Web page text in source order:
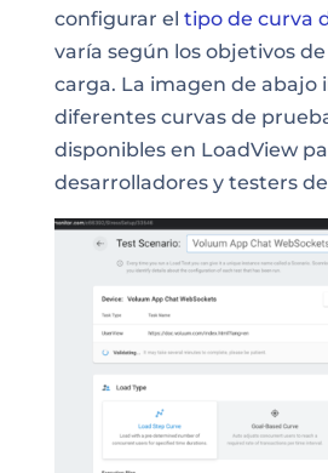
configurar el tipo de curva
varía según los objetivos
carga. La imagen de abajo
diferentes curvas de
disponibles en LoadView
desarrolladores y testers